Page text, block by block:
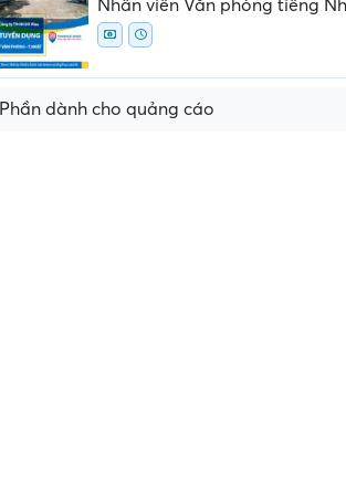
Nhân viên Văn phòng tiếng
Phần dành cho quảng cáo